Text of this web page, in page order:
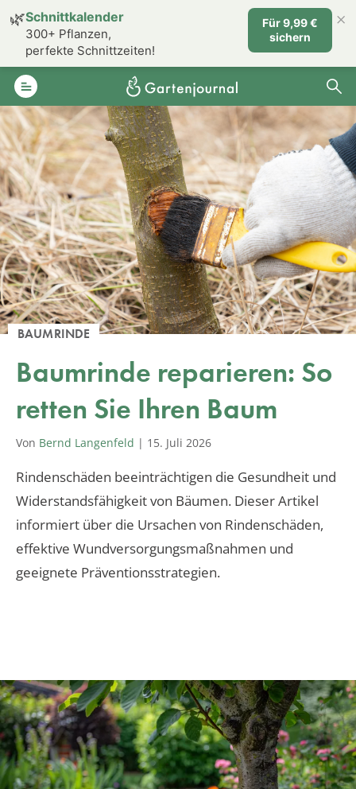
BAUMRINDE
Baumrinde reparieren: So
retten Sie Ihren Baum
Von Bernd Langenfeld | 15. Juli 2026
Rindenschäden beeinträchtigen die Gesundheit und
Widerstandsfähigkeit von Bäumen. Dieser Artikel
informiert über die Ursachen von Rindenschäden,
effektive Wundversorgungsmaßnahmen und
geeignete Präventionsstrategien.
🌿Schnittkalender
300+ Pflanzen,
perfekte Schnittzeiten!
Für 9,99 €
sichern
×